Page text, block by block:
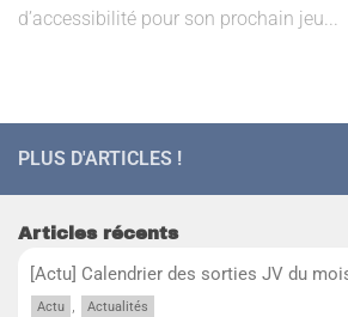
d’accessibilité pour son prochain jeu...
PLUS D'ARTICLES !
Articles récents
[Actu] Calendrier des sorties JV du
Actu , Actualités